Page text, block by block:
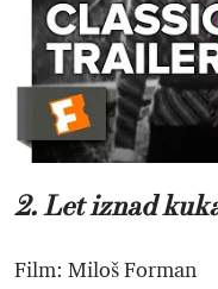
2. Let iznad
Film: Miloš Forman